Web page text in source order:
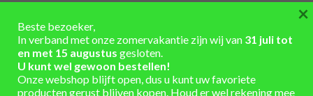
Producten worden ongeroest aangeleverd. Het
roestproces van cortenstaal duurt ongeveer 4-5 maanden,
afhankelijk van de weersomstandigheden.
Beste bezoeker,
In verband met onze zomervakantie zijn wij van 31 juli tot
en met 15 augustus gesloten.
U kunt wel gewoon bestellen!
Onze webshop blijft open, dus u kunt uw favoriete
producten gerust blijven kopen. Houd er wel rekening mee
×